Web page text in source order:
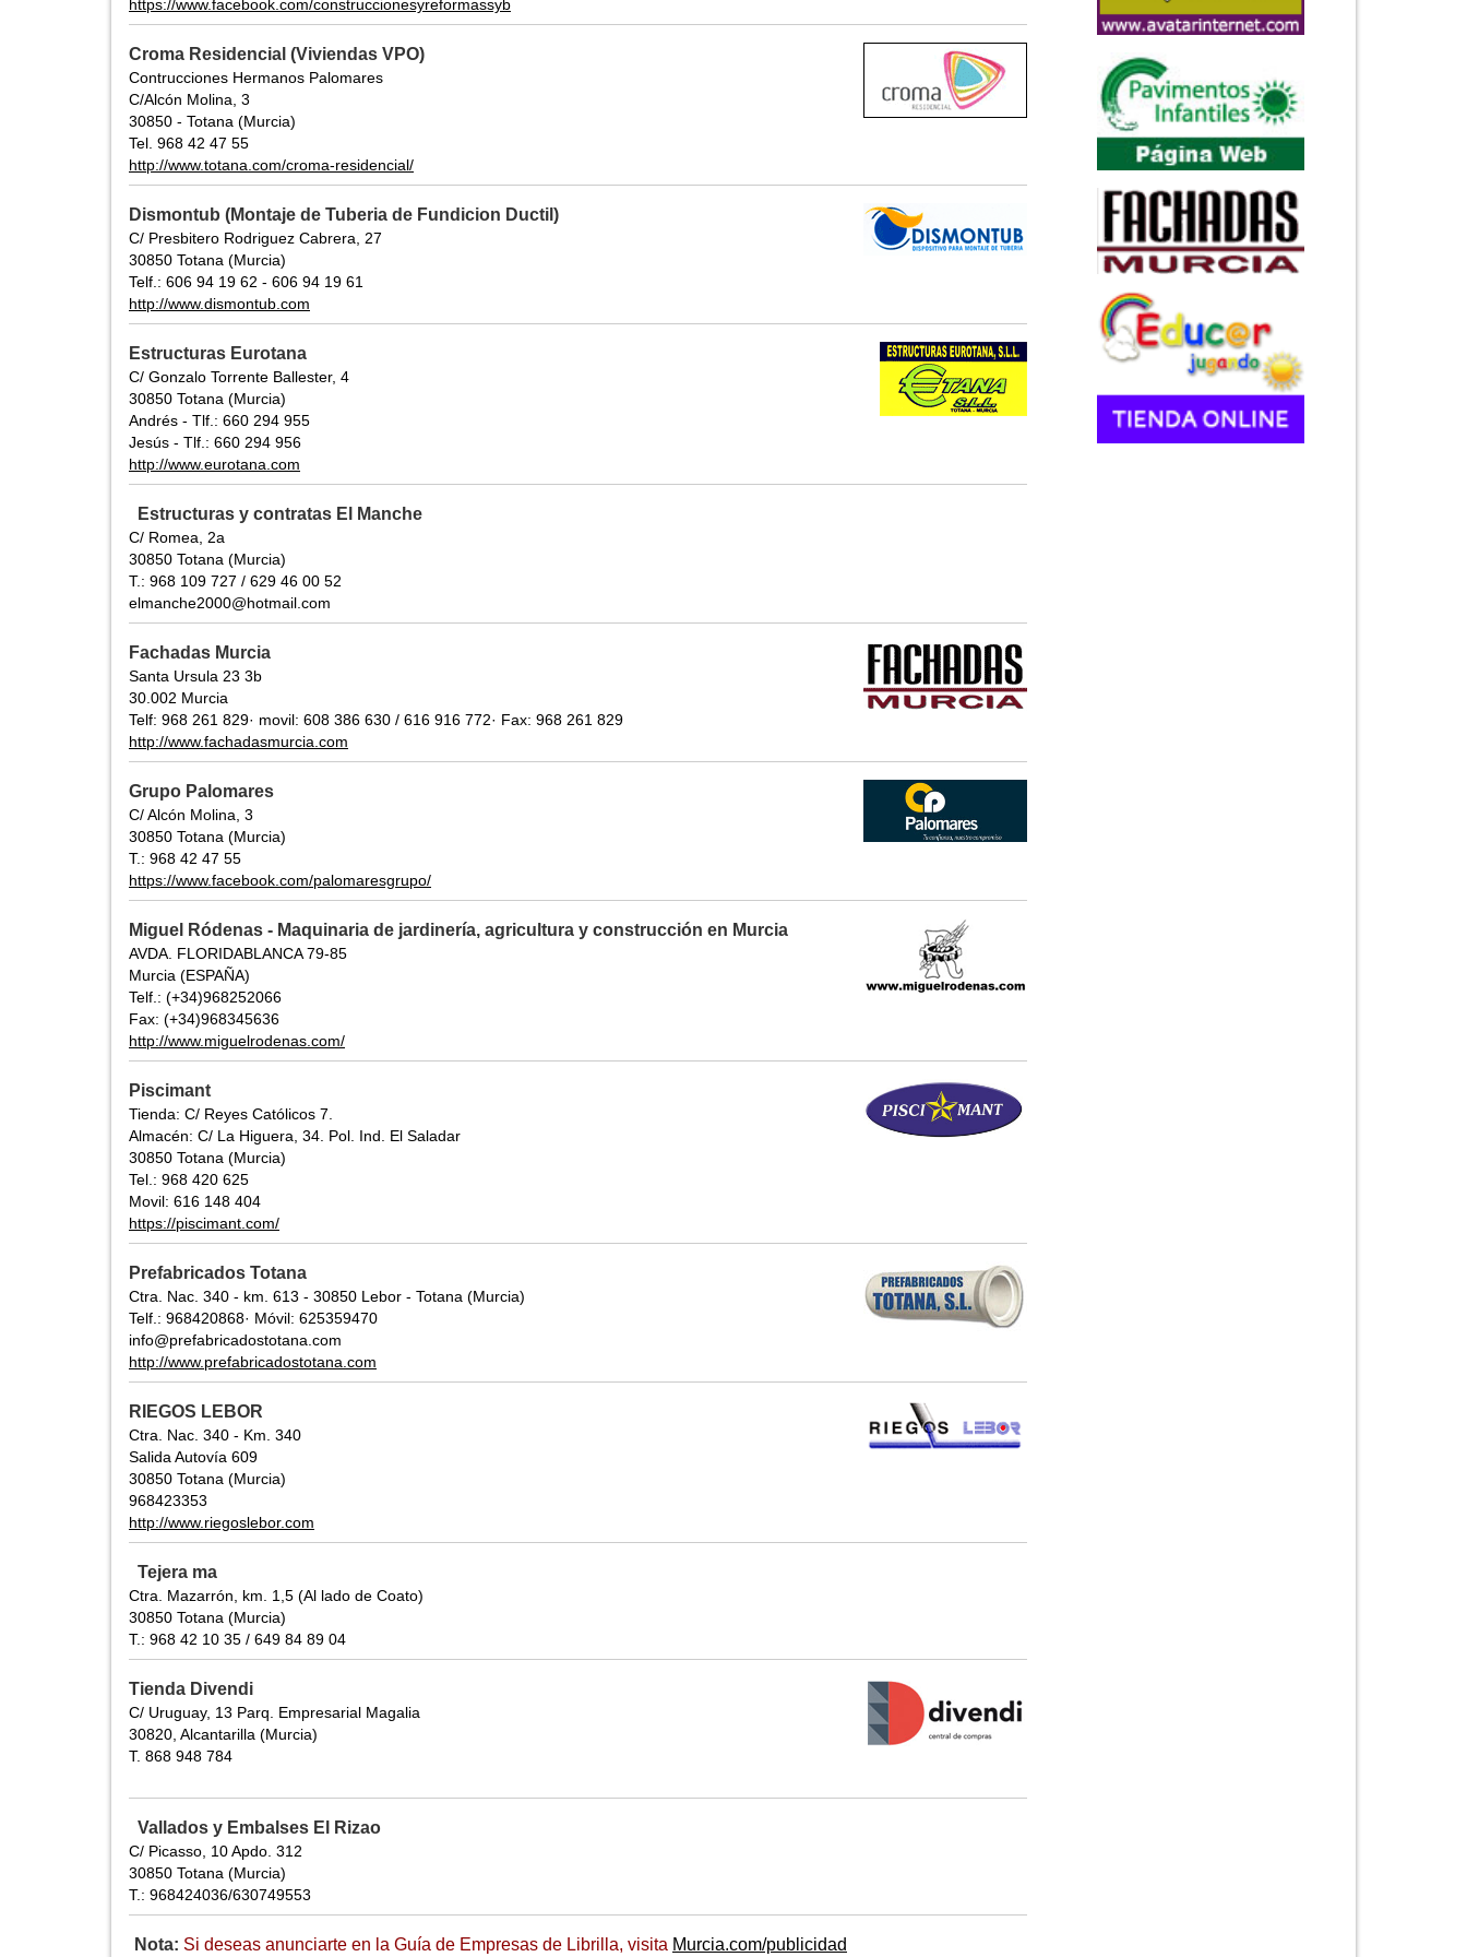
https://www.facebook.com/construccionesyreformassyb
Croma Residencial (Viviendas VPO)
Contrucciones Hermanos Palomares
C/Alcón Molina, 3
30850 - Totana (Murcia)
Tel. 968 42 47 55
http://www.totana.com/croma-residencial/
Dismontub (Montaje de Tuberia de Fundicion Ductil)
C/ Presbitero Rodriguez Cabrera, 27
30850 Totana (Murcia)
Telf.: 606 94 19 62 - 606 94 19 61
http://www.dismontub.com
Estructuras Eurotana
C/ Gonzalo Torrente Ballester, 4
30850 Totana (Murcia)
Andrés - Tlf.: 660 294 955
Jesús - Tlf.: 660 294 956
http://www.eurotana.com
Estructuras y contratas El Manche
C/ Romea, 2a
30850 Totana (Murcia)
T.: 968 109 727 / 629 46 00 52
elmanche2000@hotmail.com
Fachadas Murcia
Santa Ursula 23 3b
30.002 Murcia
Telf: 968 261 829· movil: 608 386 630 / 616 916 772· Fax: 968 261 829
http://www.fachadasmurcia.com
Grupo Palomares
C/ Alcón Molina, 3
30850 Totana (Murcia)
T.: 968 42 47 55
https://www.facebook.com/palomaresgrupo/
Miguel Ródenas - Maquinaria de jardinería, agricultura y construcción en Murcia
AVDA. FLORIDABLANCA 79-85
Murcia (ESPAÑA)
Telf.: (+34)968252066
Fax: (+34)968345636
http://www.miguelrodenas.com/
Piscimant
Tienda: C/ Reyes Católicos 7.
Almacén: C/ La Higuera, 34. Pol. Ind. El Saladar
30850 Totana (Murcia)
Tel.: 968 420 625
Movil: 616 148 404
https://piscimant.com/
Prefabricados Totana
Ctra. Nac. 340 - km. 613 - 30850 Lebor - Totana (Murcia)
Telf.: 968420868· Móvil: 625359470
info@prefabricadostotana.com
http://www.prefabricadostotana.com
RIEGOS LEBOR
Ctra. Nac. 340 - Km. 340
Salida Autovía 609
30850 Totana (Murcia)
968423353
http://www.riegoslebor.com
Tejera ma
Ctra. Mazarrón, km. 1,5 (Al lado de Coato)
30850 Totana (Murcia)
T.: 968 42 10 35 / 649 84 89 04
Tienda Divendi
C/ Uruguay, 13 Parq. Empresarial Magalia
30820, Alcantarilla (Murcia)
T. 868 948 784
Vallados y Embalses El Rizao
C/ Picasso, 10 Apdo. 312
30850 Totana (Murcia)
T.: 968424036/630749553
Nota: Si deseas anunciarte en la Guía de Empresas de Librilla, visita Murcia.com/publicidad